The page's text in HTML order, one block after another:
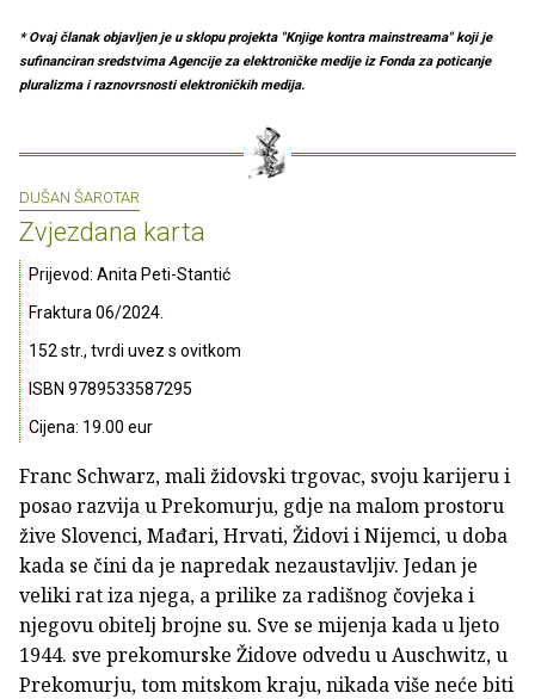
* Ovaj članak objavljen je u sklopu projekta "Knjige kontra mainstreama" koji je
sufinanciran sredstvima Agencije za elektroničke medije iz Fonda za poticanje
pluralizma i raznovrsnosti elektroničkih medija.
DUŠAN ŠAROTAR
Zvjezdana karta
Prijevod: Anita Peti-Stantić
Fraktura 06/2024.
152 str., tvrdi uvez s ovitkom
ISBN 9789533587295
Cijena: 19.00 eur
Franc Schwarz, mali židovski trgovac, svoju karijeru i
posao razvija u Prekomurju, gdje na malom prostoru
žive Slovenci, Mađari, Hrvati, Židovi i Nijemci, u doba
kada se čini da je napredak nezaustavljiv. Jedan je
veliki rat iza njega, a prilike za radišnog čovjeka i
njegovu obitelj brojne su. Sve se mijenja kada u ljeto
1944. sve prekomurske Židove odvedu u Auschwitz, u
Prekomurju, tom mitskom kraju, nikada više neće biti